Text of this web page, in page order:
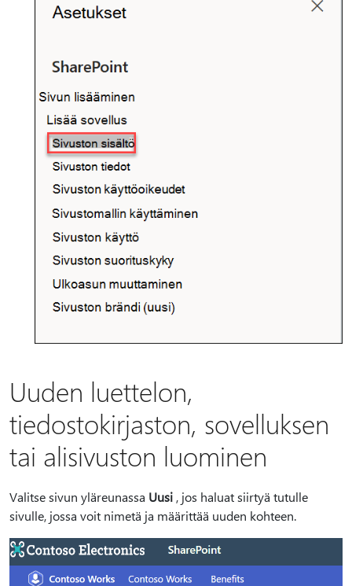
Uuden luettelon,
tiedostokirjaston, sovelluksen
tai alisivuston luominen
Valitse sivun yläreunassa Uusi, jos haluat siirtyä tutulle
sivulle, jossa voit nimetä ja määrittää uuden kohteen.